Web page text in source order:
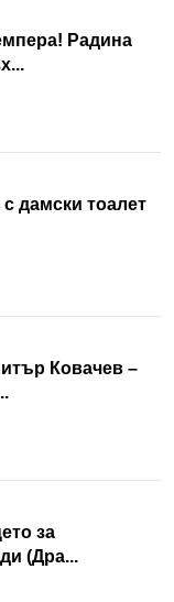
Радина
дамски тоалет
Ковачев –
за
(Дра...